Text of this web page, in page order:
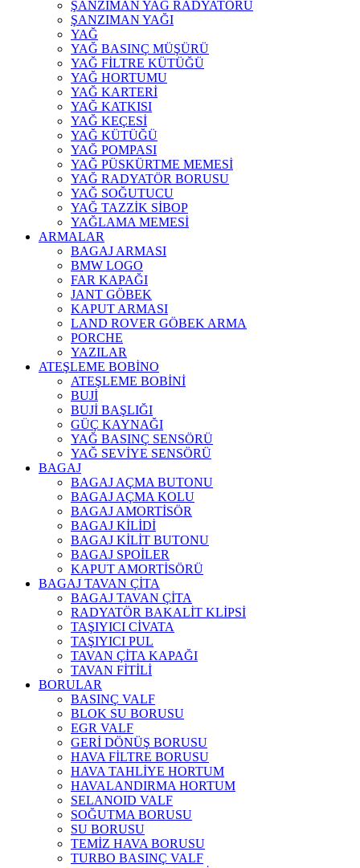
ŞANZIMAN YAĞ RADYATÖRÜ
ŞANZIMAN YAĞI
YAĞ
YAĞ BASINÇ MÜŞÜRÜ
YAĞ FİLTRE KÜTÜĞÜ
YAĞ HORTUMU
YAĞ KARTERİ
YAĞ KATKISI
YAĞ KEÇESİ
YAĞ KÜTÜĞÜ
YAĞ POMPASI
YAĞ PÜSKÜRTME MEMESİ
YAĞ RADYATÖR BORUSU
YAĞ SOĞUTUCU
YAĞ TAZZİK SİBOP
YAĞLAMA MEMESİ
ARMALAR
BAGAJ ARMASI
BMW LOGO
FAR KAPAĞI
JANT GÖBEK
KAPUT ARMASI
LAND ROVER GÖBEK ARMA
PORCHE
YAZILAR
ATEŞLEME BOBİNO
ATEŞLEME BOBİNİ
BUJİ
BUJİ BAŞLIĞI
GÜÇ KAYNAĞI
YAĞ BASINÇ SENSÖRÜ
YAĞ SEVİYE SENSÖRÜ
BAGAJ
BAGAJ AÇMA BUTONU
BAGAJ AÇMA KOLU
BAGAJ AMORTİSÖR
BAGAJ KİLİDİ
BAGAJ KİLİT BUTONU
BAGAJ SPOİLER
KAPUT AMORTİSÖRÜ
BAGAJ TAVAN ÇİTA
BAGAJ TAVAN ÇİTA
RADYATÖR BAKALİT KLİPSİ
TAŞIYICI CİVATA
TAŞIYICI PUL
TAVAN ÇİTA KAPAĞI
TAVAN FİTİLİ
BORULAR
BASINÇ VALF
BLOK SU BORUSU
EGR VALF
GERİ DÖNÜŞ BORUSU
HAVA FİLTRE BORUSU
HAVA TAHLİYE HORTUM
HAVALANDIRMA HORTUM
SELANOID VALF
SOĞUTMA BORUSU
SU BORUSU
TEMİZ HAVA BORUSU
TURBO BASINÇ VALF